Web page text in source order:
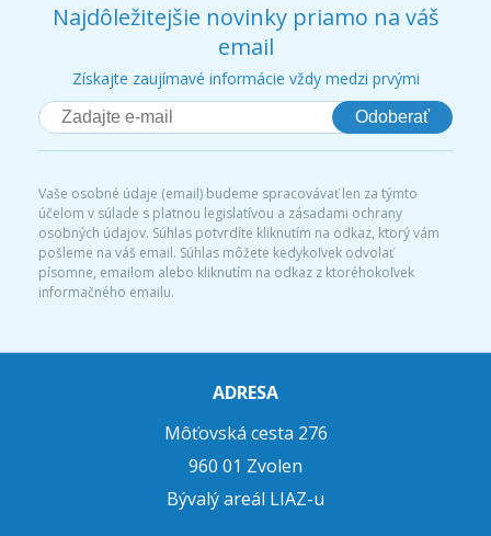
Najdôležitejšie novinky priamo na váš
email
Získajte zaujímavé informácie vždy medzi prvými
Odoberať
Vaše osobné údaje (email) budeme spracovávať len za týmto
účelom v súlade s platnou legislatívou a zásadami ochrany
osobných údajov. Súhlas potvrdíte kliknutím na odkaz, ktorý vám
pošleme na váš email. Súhlas môžete kedykoľvek odvolať
písomne, emailom alebo kliknutím na odkaz z ktoréhokoľvek
informačného emailu.
ADRESA
Môťovská cesta 276
960 01 Zvolen
Bývalý areál LIAZ-u